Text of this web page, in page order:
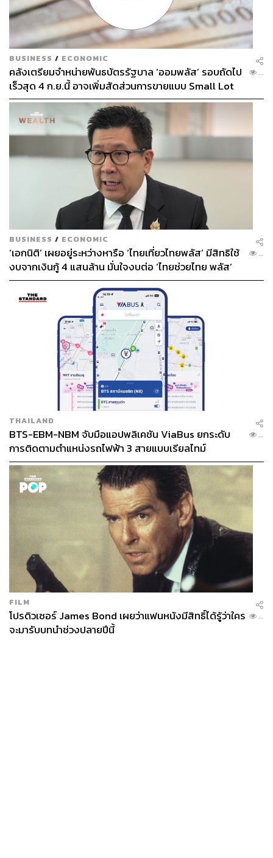
BUSINESS / ECONOMIC
คลังเตรียมจำหน่ายพันธบัตรรัฐบาล ‘ออมพลัส’ รอบถัดไป
เร็วสุด 4 ก.ย.นี้ อาจเพิ่มสัดส่วนการขายแบบ Small Lot
First มากขึ้น
...
BUSINESS / ECONOMIC
‘เอกนิติ’ เผยอยู่ระหว่างหารือ ‘ไทยเที่ยวไทยพลัส’ มีสิทธิใช้
งบจากเงินกู้ 4 แสนล้าน มั่นใจงบต่อ ‘ไทยช่วยไทย พลัส’
เฟส 2 มีเพียงพอ
...
THAILAND
BTS-EBM-NBM จับมือแอปพลิเคชัน ViaBus ยกระดับ
การติดตามตำแหน่งรถไฟฟ้า 3 สายแบบเรียลไทม์
...
FILM
โปรดิวเซอร์ James Bond เผยว่าแฟนหนังมีสิทธิ์ได้รู้ว่าใคร
จะมารับบทนำช่วงปลายปีนี้
...